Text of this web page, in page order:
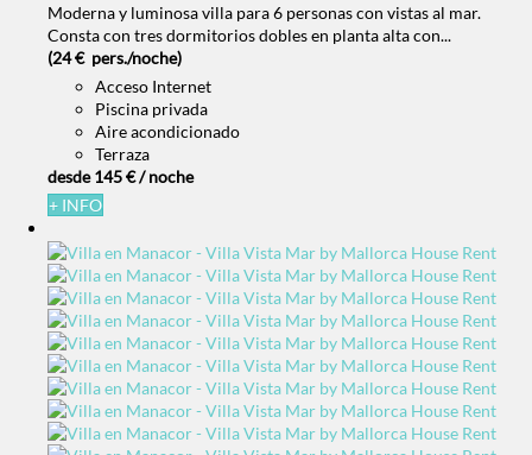
Moderna y luminosa villa para 6 personas con vistas al mar.
Consta con tres dormitorios dobles en planta alta con...
(24 € pers./noche)
Acceso Internet
Piscina privada
Aire acondicionado
Terraza
desde 145 €/ noche
+ INFO